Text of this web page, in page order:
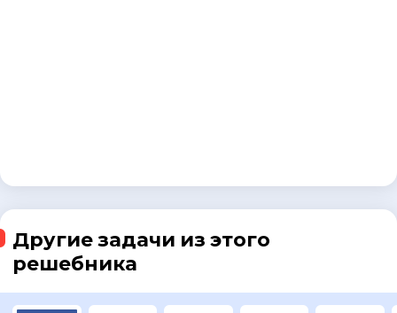
Другие задачи из этого
решебника